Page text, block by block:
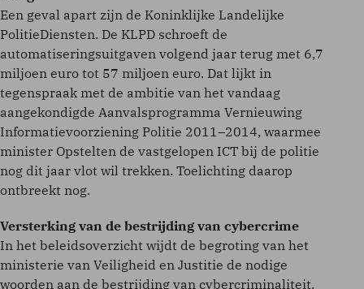
Een geval apart zijn de Koninklijke Landelijke
PolitieDiensten. De KLPD schroeft de
automatiseringsuitgaven volgend jaar terug met 6,7
miljoen euro tot 57 miljoen euro. Dat lijkt in
tegenspraak met de ambitie van het vandaag
aangekondigde Aanvalsprogramma Vernieuwing
Informatievoorziening Politie 2011–2014, waarmee
minister Opstelten de vastgelopen ICT bij de politie
nog dit jaar vlot wil trekken. Toelichting daarop
ontbreekt nog.
Versterking van de bestrijding van cybercrime
In het beleidsoverzicht wijdt de begroting van het
ministerie van Veiligheid en Justitie de nodige
woorden aan de bestrijding van cybercriminaliteit.